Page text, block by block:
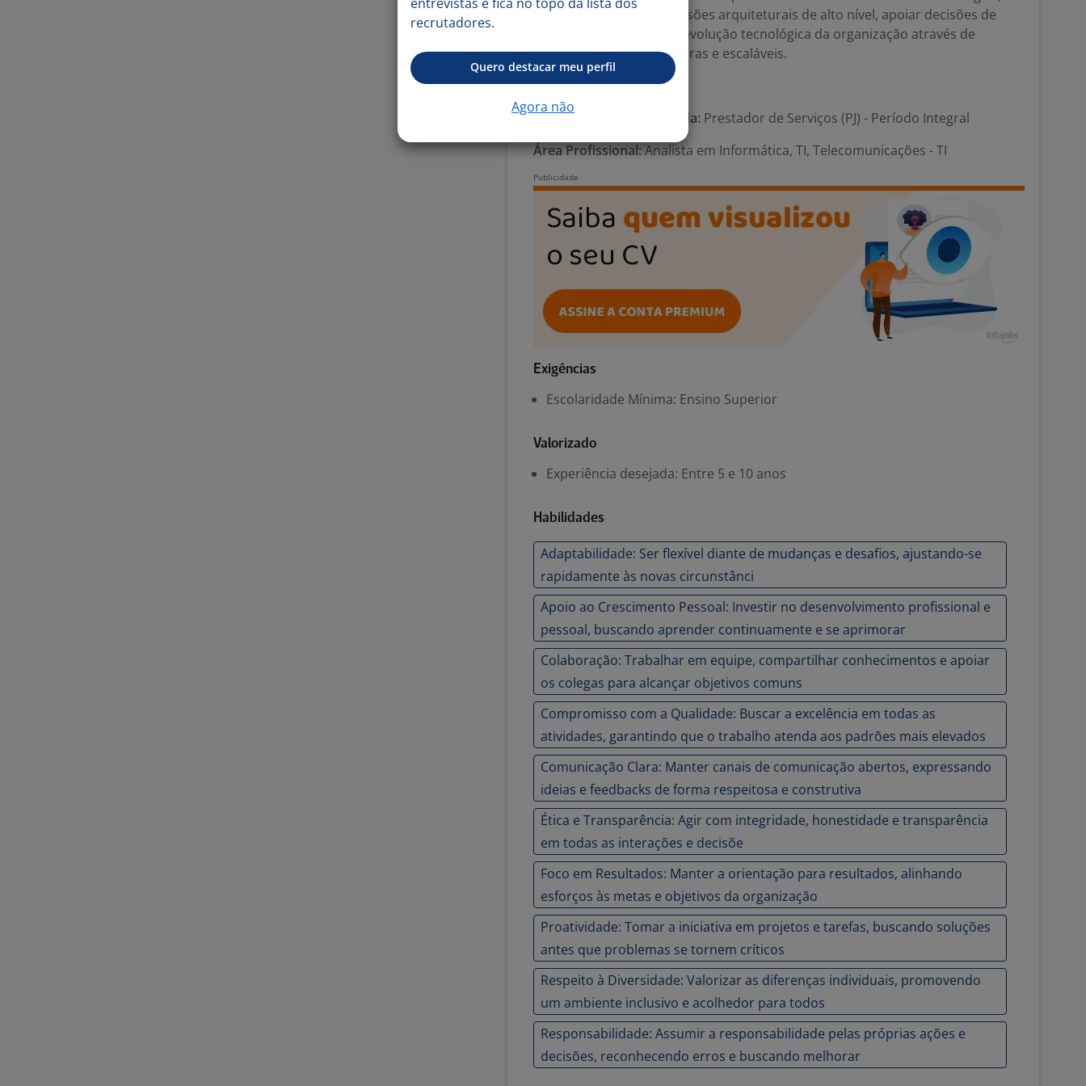
capaz de conduzir discussões arquiteturais de alto nível, apoiar decisões de
negócio e impulsionar a evolução tecnológica da organização através de
soluções modernas, seguras e escaláveis.
Número de vagas:1
Tipo de contrato e Jornada: Prestador de Serviços (PJ) - Período Integral
Área Profissional:Analista em Informática, TI, Telecomunicações - TI
Exigências
Escolaridade Mínima: Ensino Superior
Valorizado
Experiência desejada: Entre 5 e 10 anos
Habilidades
Adaptabilidade: Ser flexível diante de mudanças e desafios, ajustando-se
rapidamente às novas circunstânci
Apoio ao Crescimento Pessoal: Investir no desenvolvimento profissional e
pessoal, buscando aprender continuamente e se aprimorar
Colaboração: Trabalhar em equipe, compartilhar conhecimentos e apoiar
os colegas para alcançar objetivos comuns
Compromisso com a Qualidade: Buscar a excelência em todas as
atividades, garantindo que o trabalho atenda aos padrões mais elevados
Comunicação Clara: Manter canais de comunicação abertos, expressando
ideias e feedbacks de forma respeitosa e construtiva
Ética e Transparência: Agir com integridade, honestidade e transparência
em todas as interações e decisõe
Foco em Resultados: Manter a orientação para resultados, alinhando
esforços às metas e objetivos da organização
Proatividade: Tomar a iniciativa em projetos e tarefas, buscando soluções
antes que problemas se tornem críticos
Respeito à Diversidade: Valorizar as diferenças individuais, promovendo
um ambiente inclusivo e acolhedor para todos
Responsabilidade: Assumir a responsabilidade pelas próprias ações e
decisões, reconhecendo erros e buscando melhorar
recrutadores.
Quero destacar meu perfil
Agora não